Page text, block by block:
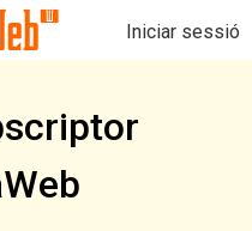
Iniciar sessió